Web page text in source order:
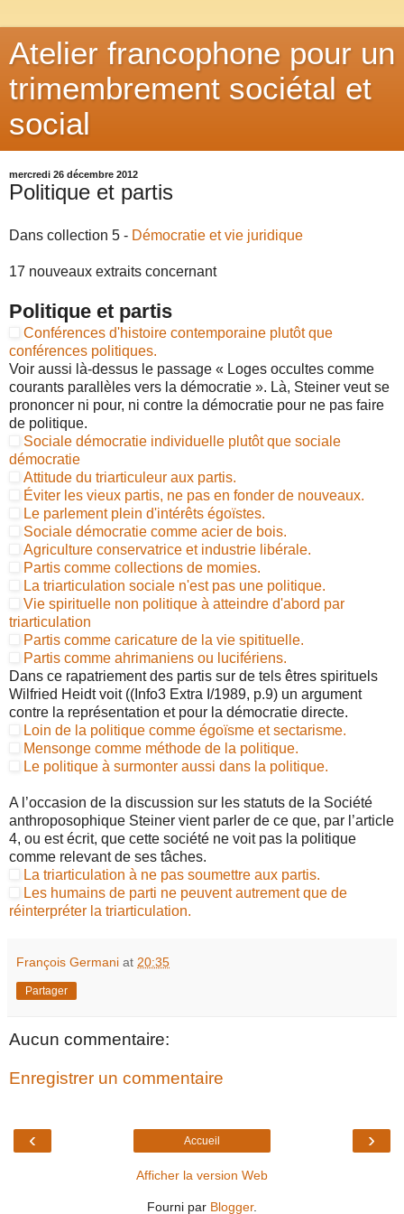
Atelier francophone pour un
trimembrement sociétal et
social
mercredi 26 décembre 2012
Politique et partis
Dans collection 5 - Démocratie et vie juridique
17 nouveaux extraits concernant
Politique et partis
Conférences d'histoire contemporaine plutôt que
conférences politiques.
Voir aussi là-dessus le passage « Loges occultes comme
courants parallèles vers la démocratie ». Là, Steiner veut se
prononcer ni pour, ni contre la démocratie pour ne pas faire
de politique.
Sociale démocratie individuelle plutôt que sociale
démocratie
Attitude du triarticuleur aux partis.
Éviter les vieux partis, ne pas en fonder de nouveaux.
Le parlement plein d'intérêts égoïstes.
Sociale démocratie comme acier de bois.
Agriculture conservatrice et industrie libérale.
Partis comme collections de momies.
La triarticulation sociale n'est pas une politique.
Vie spirituelle non politique à atteindre d'abord par
triarticulation
Partis comme caricature de la vie spitituelle.
Partis comme ahrimaniens ou lucifériens.
Dans ce rapatriement des partis sur de tels êtres spirituels
Wilfried Heidt voit ((Info3 Extra I/1989, p.9) un argument
contre la représentation et pour la démocratie directe.
Loin de la politique comme égoïsme et sectarisme.
Mensonge comme méthode de la politique.
Le politique à surmonter aussi dans la politique.
A l’occasion de la discussion sur les statuts de la Société
anthroposophique Steiner vient parler de ce que, par l’article
4, ou est écrit, que cette société ne voit pas la politique
comme relevant de ses tâches.
La triarticulation à ne pas soumettre aux partis.
Les humains de parti ne peuvent autrement que de
réinterpréter la triarticulation.
François Germani at 20:35
Partager
Aucun commentaire:
Enregistrer un commentaire
‹ ›
Accueil
Afficher la version Web
Fourni par Blogger.